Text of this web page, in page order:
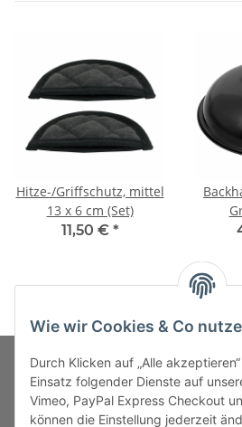
Hitze-/Griffschutz, mittel
13 x 6 cm (Set)
11,50 € *
MARKENWELT
Wie wir Cookies & Co
Durch Klicken auf „Alle
Einsatz folgender Dienste auf
Vimeo, PayPal Express Checkout
können die Einstellung jederzeit